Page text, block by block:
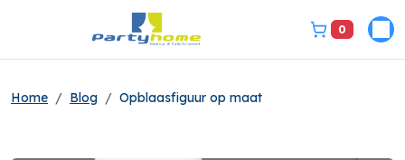
bel ons
0
Home Blog Opblaasfiguur op maat